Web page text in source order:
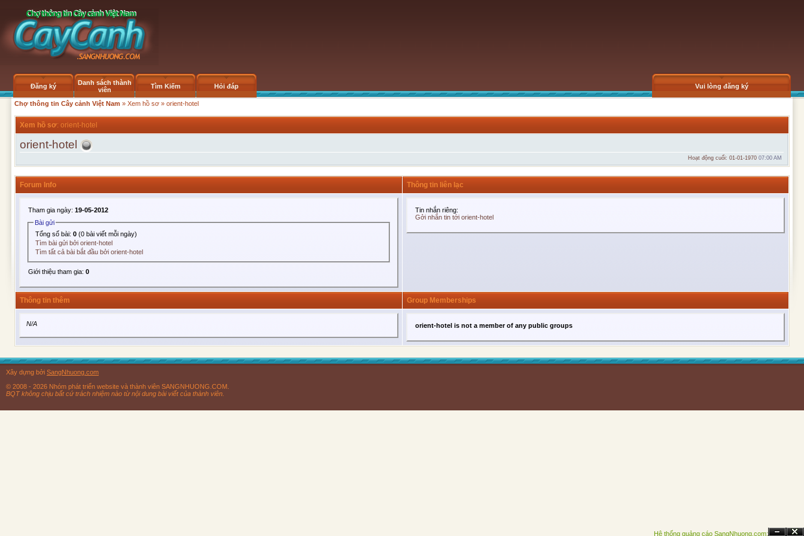
Đăng ký
Danh sách thành
viên
Tìm Kiếm Hỏi đáp Vui lòng đăng ký
Chợ thông tin Cây cảnh Việt Nam » Xem hồ sơ » orient-hotel
Xem hồ sơ: orient-hotel
orient-hotel
Hoạt động cuối: 01-01-1970 07:00 AM
Forum Info Thông tin liên lạc
Tham gia ngày: 19-05-2012
Bài gửi
Tổng số bài:0 (0 bài viết mỗi ngày)
Tìm bài gửi bởi orient-hotel
Tìm tất cả bài bắt đầu bởi orient-hotel
Giới thiệu tham gia: 0
Tin nhắn riêng:
Gởi nhắn tin tới orient-hotel
Thông tin thêm Group Memberships
N/A orient-hotel is not a member of any public groups
Hệ thống quảng cáo SangNhuong.com;
Xây dựng bởi SangNhuong.com
© 2008 - 2026 Nhóm phát triển website và thành viên SANGNHUONG.COM.
BQT không chịu bất cứ trách nhiệm nào từ nội dung bài viết của thành viên.